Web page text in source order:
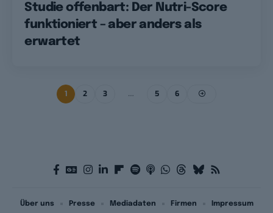
Studie offenbart: Der Nutri-Score
funktioniert – aber anders als
erwartet
1 2 3 … 5 6
Über uns Presse Mediadaten Firmen Impressum